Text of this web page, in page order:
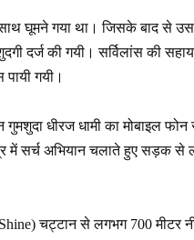
घूमने गया था। जिसके बाद से
दर्ज की गयी। सर्विलांस की
पायी गयी।
गुमशुदा धीरज धामी का मोबाइल
में सर्च अभियान चलाते हुए सड़क
चट्टान से लगभग 700 मीटर